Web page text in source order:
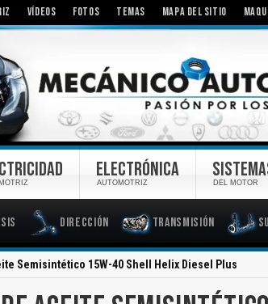
VÍDEOS FOTOS TEMAS MAPA DEL SITIO
Dirección Transmisión
ELECTRÓNICA
AUTOMOTRIZ DEL MOTOR
Semisintético 15W-40 Shell Helix Diesel Plus